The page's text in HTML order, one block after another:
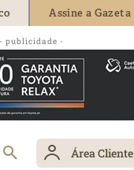
Assine a Gazeta
- publicidade -
Área Cliente